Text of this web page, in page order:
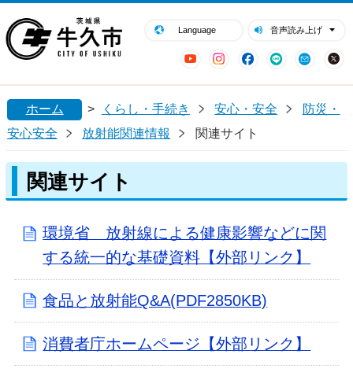
Language 音声読み上げ
YouTubeInstagram
Facebook
LINE Mail
閉じる
ホーム > くらし・手続き 安心・安全
防災・
安心安全
放射能関連情報 関連サイト
関連サイト
環境省 放射線による健康影響などに関
する統一的な基礎資料【外部リンク】
食品と放射能Q&A(PDF2850KB)
消費者庁ホームページ【外部リンク】